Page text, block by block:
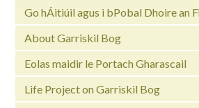
Go hÁitiúil agus i bPobal Dhoire an
About Garriskil Bog
Eolas maidir le Portach Gharascail
Life Project on Garriskil Bog